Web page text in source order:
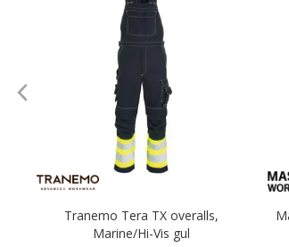
Tranemo Tera TX overalls,
Marine/Hi-Vis gul